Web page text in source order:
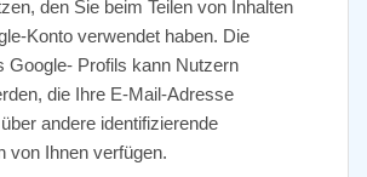
den Sie beim Teilen von Inhalten
Konto verwendet haben. Die
Google- Profils kann Nutzern
die Ihre E-Mail-Adresse
andere identifizierende
von Ihnen verfügen.